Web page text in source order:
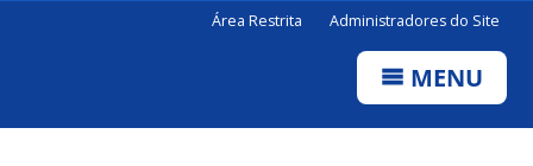
Área Restrita Administradores do Site
MENU